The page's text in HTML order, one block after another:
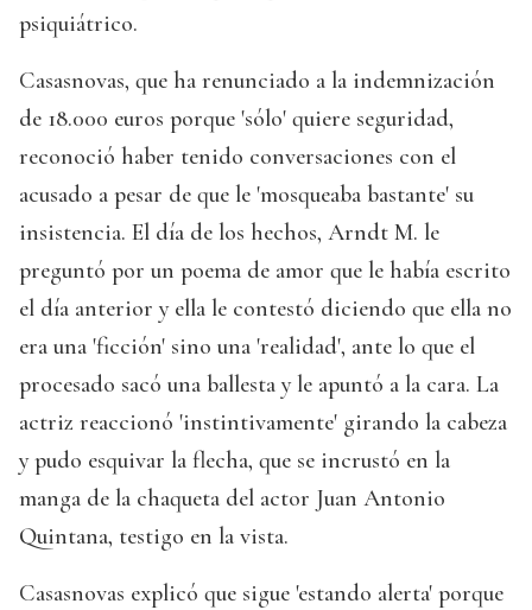
psiquiátrico.
Casasnovas, que ha renunciado a la indemnización
de 18.000 euros porque 'sólo' quiere seguridad,
reconoció haber tenido conversaciones con el
acusado a pesar de que le 'mosqueaba bastante' su
insistencia. El día de los hechos, Arndt M. le
preguntó por un poema de amor que le había escrito
el día anterior y ella le contestó diciendo que ella no
era una 'ficción' sino una 'realidad', ante lo que el
procesado sacó una ballesta y le apuntó a la cara. La
actriz reaccionó 'instintivamente' girando la cabeza
y pudo esquivar la flecha, que se incrustó en la
manga de la chaqueta del actor Juan Antonio
Quintana, testigo en la vista.
Casasnovas explicó que sigue 'estando alerta' porque